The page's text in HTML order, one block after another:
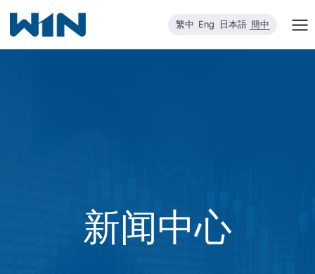
内
繁中 Eng 日本語 簡中
新闻中心